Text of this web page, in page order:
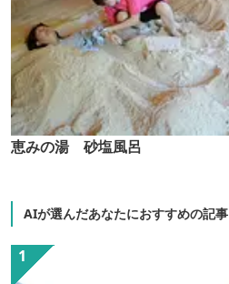
恵みの湯 砂塩風呂
AIが選んだあなたにおすすめの記事